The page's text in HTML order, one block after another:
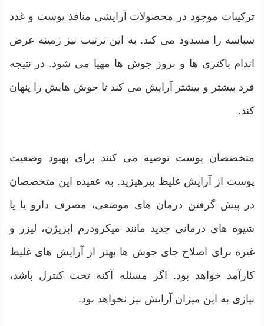
ترکیبات موجود در محصولات آرایشی منافذ پوست و غدد
سباسه را مسدود می کند. به این ترتیب نیز زمینه عرض
اندام باکتری ها و بروز جوش ها مهیا می شود. در نتیجه
فرد بیشتر و بیشتر آرایش می کند تا جوش هایش را پنهان
کند.
متخصصان پوست توصیه می کنند برای بهبود وضعیت
پوست از آرایش غلیظ بپرهیزید. به عقیده این متخصصان
در پیش گرفتن درمان های موضعی، مصرف دارو یا یا
شیوه های درمانی جدید مانند میکرودرم ابریژن، لیزر و
غیره برای اصلاح جای جوش ها بهتر از آرایش های غلیظ
کارآمد خواهد بود. اگر مسئله آکنه تحت کنترل باشد،
نیازی به این میزان آرایش نیز نخواهد بود.